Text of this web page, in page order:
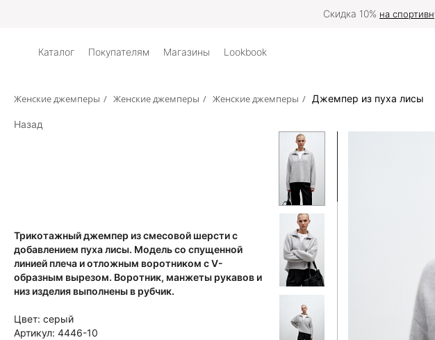
Доставку в вашу страну
Каталог Покупателям Магазины Lookbook
Женские джемперы / Женские джемперы / Женские джемперы / Джемпер из пуха лисы
Назад
Трикотажный джемпер из смесовой шерсти с
добавлением пуха лисы. Модель со спущенной
линией плеча и отложным воротником с V-
образным вырезом. Воротник, манжеты рукавов и
низ изделия выполнены в рубчик.
Цвет: серый
Артикул: 4446-10